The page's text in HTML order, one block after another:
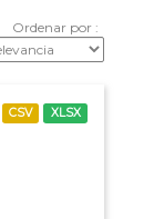
Ordenar por
CSV XLSX